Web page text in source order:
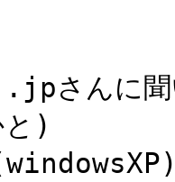
さんに聞
)